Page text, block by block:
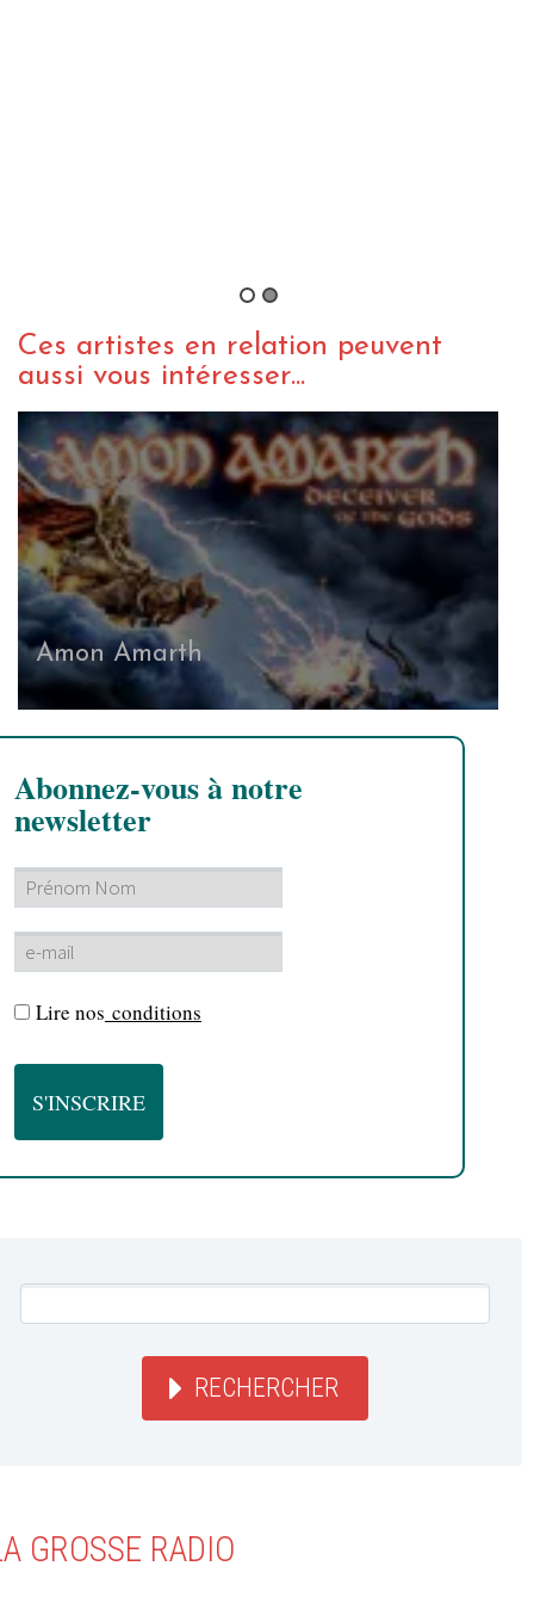
Ces artistes en relation peuvent
aussi vous intéresser...
Amon Amarth
Abonnez-vous à notre
newsletter
Lire nos conditions
RECHERCHER
GROSSE RADIO